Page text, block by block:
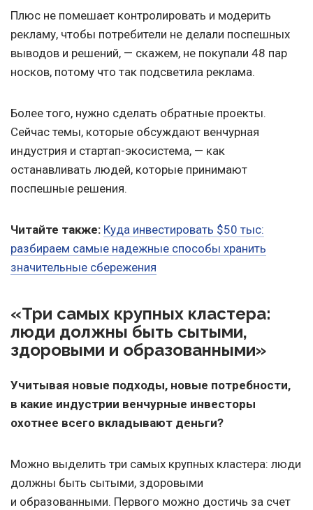
Плюс не помешает контролировать и модерить
рекламу, чтобы потребители не делали поспешных
выводов и решений, — скажем, не покупали 48 пар
носков, потому что так подсветила реклама.
Более того, нужно сделать обратные проекты.
Сейчас темы, которые обсуждают венчурная
индустрия и стартап-экосистема, — как
останавливать людей, которые принимают
поспешные решения.
Читайте также: Куда инвестировать $50 тыс:
разбираем самые надежные способы хранить
значительные сбережения
«Три самых крупных кластера:
люди должны быть сытыми,
здоровыми и образованными»
Учитывая новые подходы, новые потребности,
в какие индустрии венчурные инвесторы
охотнее всего вкладывают деньги?
Можно выделить три самых крупных кластера: люди
должны быть сытыми, здоровыми
и образованными. Первого можно достичь за счет